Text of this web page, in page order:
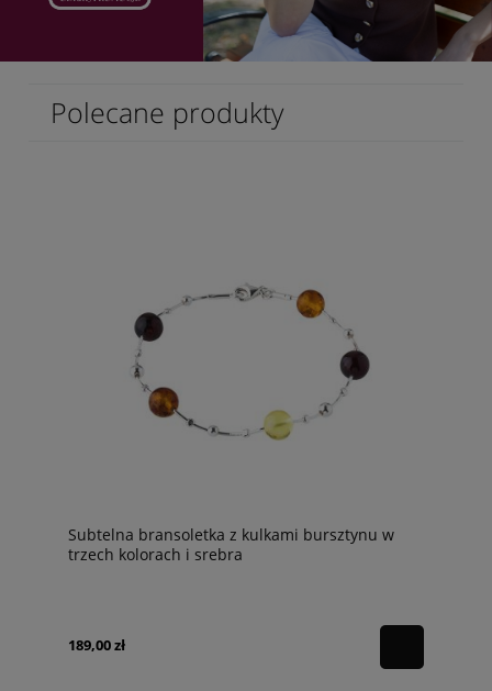
Polecane produkty
Subtelna bransoletka z kulkami bursztynu w
trzech kolorach i srebra
189,00 zł